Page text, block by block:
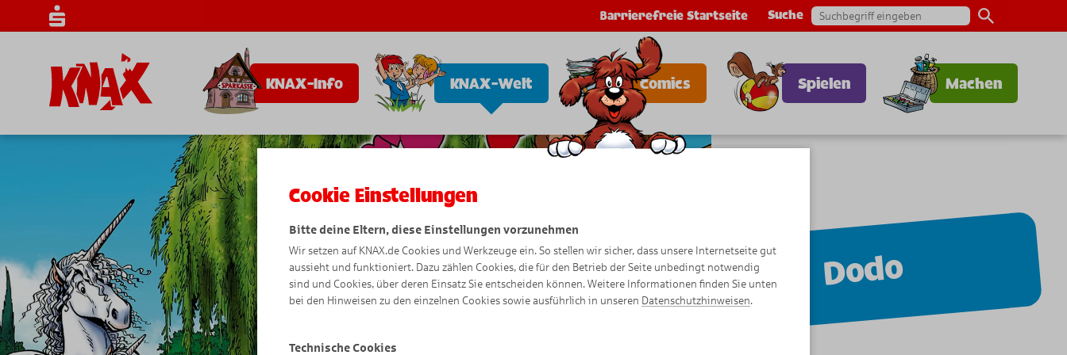
Barrierefreie Startseite Suche
KNAX-Info KNAX-Welt Comics Spielen Machen
Dodo
Cookie Einstellungen
Bitte deine Eltern, diese Einstellungen vorzunehmen
Wir setzen auf KNAX.de Cookies und Werkzeuge ein. So stellen wir sicher, dass unsere Internetseite gut
aussieht und funktioniert. Dazu zählen Cookies, die für den Betrieb der Seite unbedingt notwendig
sind und Cookies, über deren Einsatz Sie entscheiden können. Weitere Informationen finden Sie unten
bei den Hinweisen zu den einzelnen Cookies sowie ausführlich in unseren Datenschutzhinweisen.
Technische Cookies